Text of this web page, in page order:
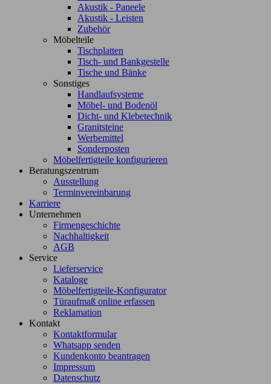
Akustik - Paneele
Akustik - Leisten
Zubehör
Möbelteile
Tischplatten
Tisch- und Bankgestelle
Tische und Bänke
Sonstiges
Handlaufsysteme
Möbel- und Bodenöl
Dicht- und Klebetechnik
Granitsteine
Werbemittel
Sonderposten
Möbelfertigteile konfigurieren
Beratungszentrum
Ausstellung
Terminvereinbarung
Karriere
Unternehmen
Firmengeschichte
Nachhaltigkeit
AGB
Service
Lieferservice
Kataloge
Möbelfertigteile-Konfigurator
Türaufmaß online erfassen
Reklamation
Kontakt
Kontaktformular
Whatsapp senden
Kundenkonto beantragen
Impressum
Datenschutz